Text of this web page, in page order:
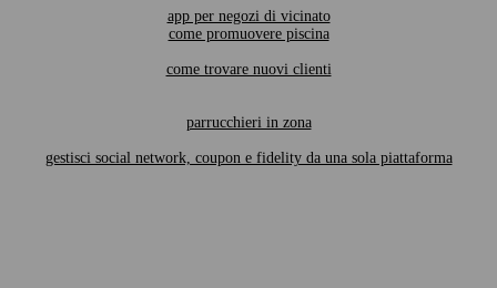
app per negozi di vicinato
come promuovere piscina
come trovare nuovi clienti
parrucchieri in zona
gestisci social network, coupon e fidelity da una sola piattaforma